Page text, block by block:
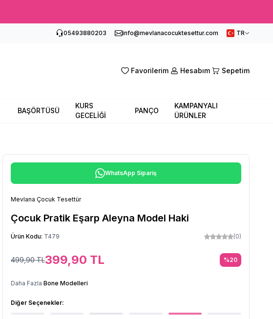
05493880203 info@mevlanacocuktesettur.com TR
Favorilerim Hesabım Sepetim
BAŞÖRTÜSÜ
KURS
GECELİĞİ
PANÇO
KAMPANYALI
ÜRÜNLER
WhatsApp Sipariş
Mevlana Çocuk Tesettür
Çocuk Pratik Eşarp Aleyna Model Haki
Ürün Kodu: T479 (0)
499,90TL399,90 TL %20
Daha Fazla Bone Modelleri
Diğer Seçenekler: